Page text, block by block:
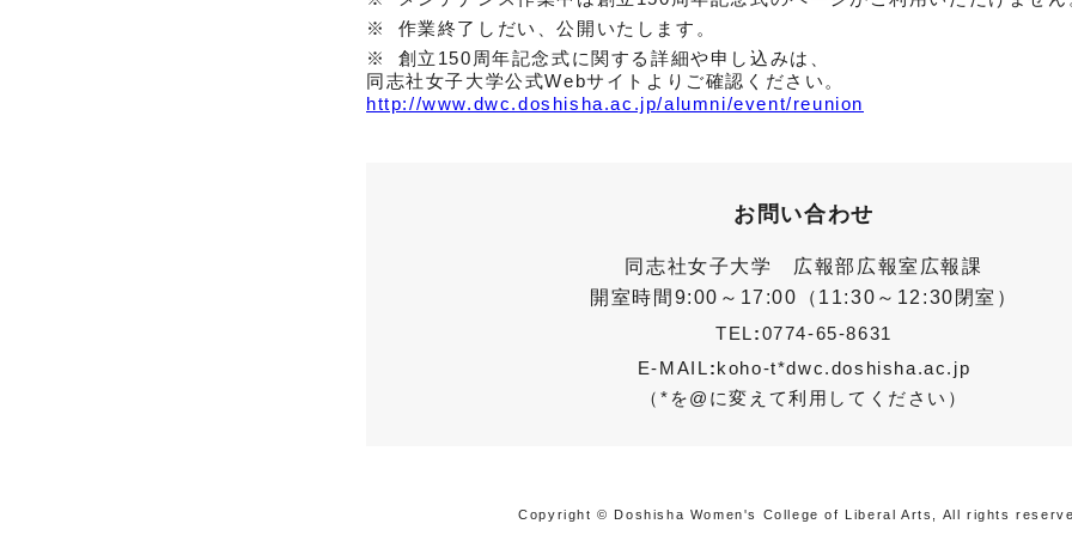
作業終了しだい、公開いたします。
創立150周年記念式に関する詳細や申し込みは、
同志社女子大学公式Webサイトよりご確認ください。
http://www.dwc.doshisha.ac.jp/alumni/event/reunion
お問い合わせ
同志社女子大学 広報部広報室広報課
開室時間9:00～17:00（11:30～12:30閉室）
TEL:0774-65-8631
E-MAIL:koho-t*dwc.doshisha.ac.jp
（*を@に変えて利用してください）
Copyright © Doshisha Women's College of Liberal Arts, All rights